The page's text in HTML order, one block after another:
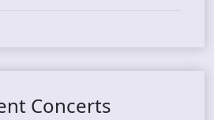
Concerts